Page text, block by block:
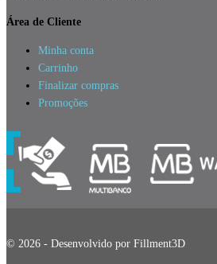
Área de Cliente
Minha conta
Carrinho
Finalizar compras
Promoções
© 2026 - Desenvolvido por Fillment3D